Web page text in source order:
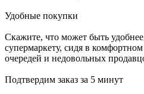
Удобные покупки
Скажите, что может быть
супермаркету, сидя в
очередей и недовольных
Подтвердим заказ за 5 минут